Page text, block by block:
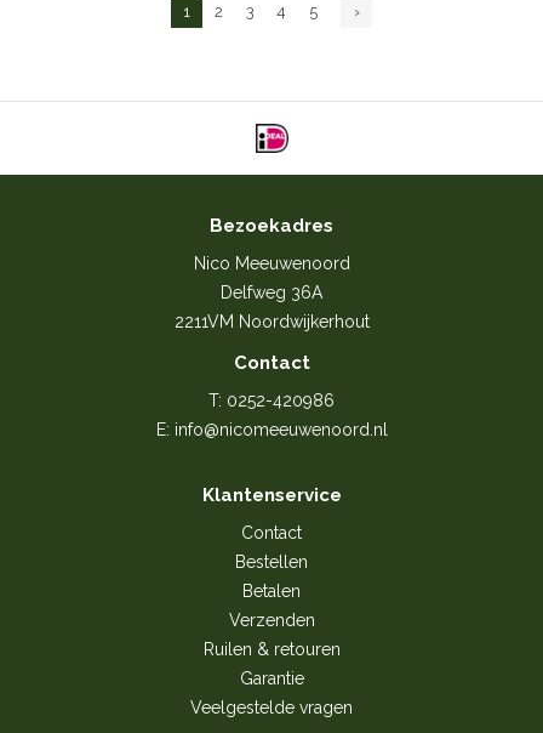
1 2 3 4 5 ›
Bezoekadres
Nico Meeuwenoord
Delfweg 36A
2211VM Noordwijkerhout
Contact
T: 0252-420986
E: info@nicomeeuwenoord.nl
Klantenservice
Contact
Bestellen
Betalen
Verzenden
Ruilen & retouren
Garantie
Veelgestelde vragen